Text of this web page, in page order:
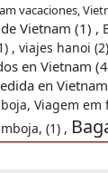
vacaciones,
Vietnam (1) ,
, viajes hanoi
en Vietnam
en
Viagem em
(1) ,
Penh